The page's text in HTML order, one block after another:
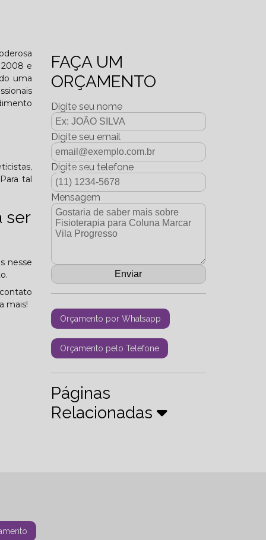
Dezembro - 2025
2008 e
uma
tal
ser
nesse
mais!
FAÇA UM
ORÇAMENTO
Digite seu nome
Digite seu email
Digite seu telefone
Mensagem
Orçamento por Whatsapp
Orçamento pelo Telefone
Páginas
Relacionadas